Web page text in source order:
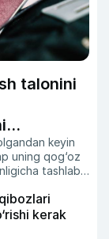
talonini
keyin
uning qog‘oz
tashlab
kerak